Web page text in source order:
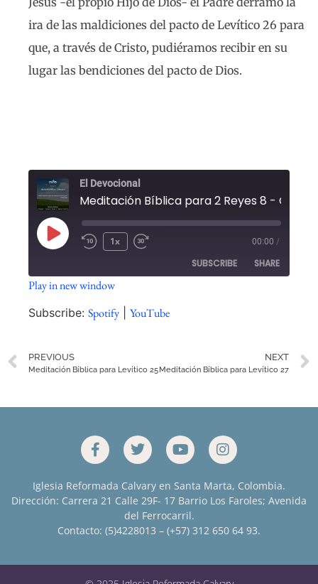
ira de las maldiciones del pacto de Levítico 26 para
que, a través de Cristo, pudiéramos recibir en su
lugar las bendiciones del pacto de Dios.
El Devocional
1x 00:00 /
SUBSCRIBE SHARE
SHARE
EMBED
Play in new window
Subscribe: Spotify| YouTube
PREVIOUS
Meditación Bíblica para Levítico 25
NEXT
Meditación Bíblica para Levítico 27
Iglesia Reformada Calvary en Santa Marta, Colombia.
Dirección: Carrera 21 Calle 29F- 17 Barrio Los Faroles; Avenida
del Ferrocarril.
Contacto: (5)4228013 – (+57) 312 650 64 93.